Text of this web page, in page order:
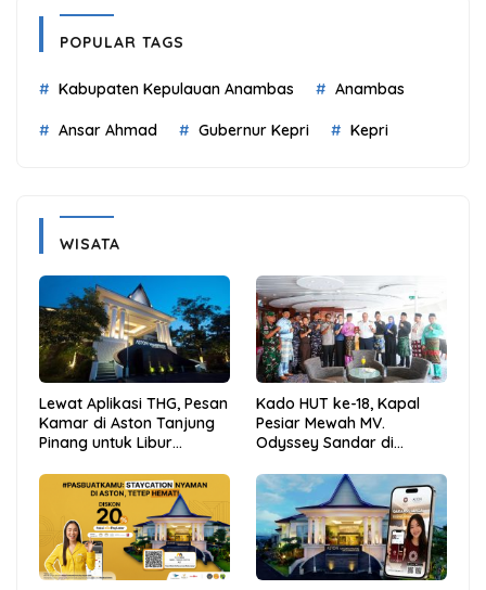
POPULAR TAGS
Kabupaten Kepulauan Anambas Anambas
Ansar Ahmad Gubernur Kepri Kepri
WISATA
Lewat Aplikasi THG, Pesan
Kamar di Aston Tanjung
Pinang untuk Libur
dan Hemat
Kado HUT ke-18, Kapal
Pesiar Mewah MV.
Odyssey Sandar di
Anambas Siap Mendunia